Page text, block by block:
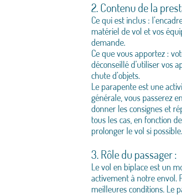
2. Contenu de la
Ce qui est inclus :
matériel de vol et vos
demande.
Ce que vous apportez :
déconseillé d’utiliser vos
chute d’objets.
Le parapente est une
générale, vous passerez
donner les consignes et
tous les cas, en fonction
prolonger le vol si possible.
3. Rôle du passager :
Le vol en biplace est un
activement à notre envol.
meilleures conditions. Le